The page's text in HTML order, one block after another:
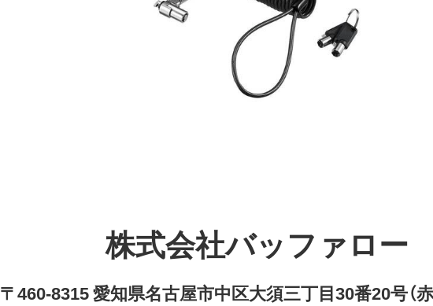
株式会社バッファロー
〒460-8315 愛知県名古屋市中区大須三丁目30番20号（